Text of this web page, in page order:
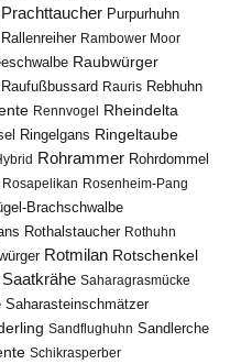
Prachttaucher Purpurhuhn
Rallenreiher Rambower Moor
Raubwürger
Raufußbussard Rauris Rebhuhn
Rennvogel Rheindelta
Ringelgans Ringeltaube
Rohrammer Rohrdommel
Rosapelikan Rosenheim-Pang
Brachschwalbe
Rothalstaucher Rothuhn
Rotmilan Rotschenkel
Saatkrähe Saharagrasmücke
Saharasteinschmätzer
Sandflughuhn Sandlerche
Schikrasperber